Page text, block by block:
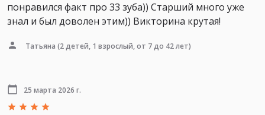
понравился факт про 33 зуба)) Старший много уже
знал и был доволен этим)) Викторина крутая!
Татьяна (2 детей, 1 взрослый, от 7 до 42 лет)
25 марта 2026 г.